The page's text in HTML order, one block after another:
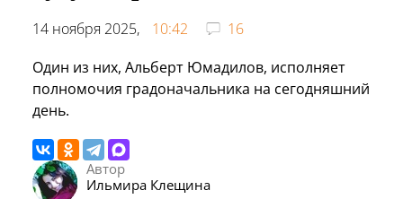
14 ноября 2025, 10:42
16
Один из них, Альберт Юмадилов, исполняет
полномочия градоначальника на сегодняшний
день.
Автор
Ильмира Клещина